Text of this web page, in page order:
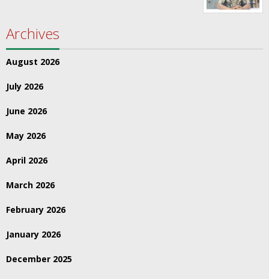
Archives
August 2026
July 2026
June 2026
May 2026
April 2026
March 2026
February 2026
January 2026
December 2025